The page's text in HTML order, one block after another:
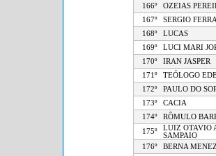
166º
OZEIAS
167º
SERGIO
168º
LUCAS
169º
LUCI MARI
170º
IRAN JASPER
171º
TEÓLOGO
172º
PAULO DO
173º
CACIA
174º
RÔMULO
175º
LUIZ OTAVIO
SAMPAIO
176º
BERNA